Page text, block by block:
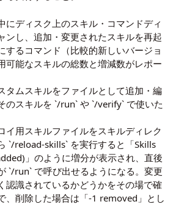
にディスク上のスキル・コマンドディ
ンし、追加・変更されたスキルを再起
するコマンド（比較的新しいバージョ
可能なスキルの総数と増減数がレポー
タムスキルをファイルとして追加・編
のスキルを `/run` や `/verify` で使いた
イ用スキルファイルをスキルディレク
`/reload-skills` を実行すると「Skills
」のように増分が表示され、直後
`/run` で呼び出せるようになる。変更
認識されているかどうかをその場で確
、削除した場合は「-1 removed」とし